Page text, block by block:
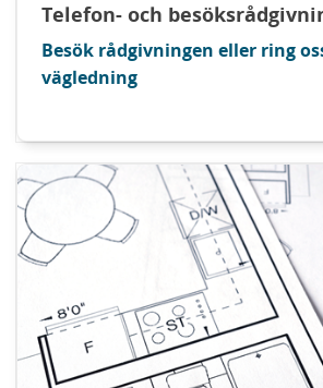
Telefon- och
Besök rådgivningen eller ring
vägledning